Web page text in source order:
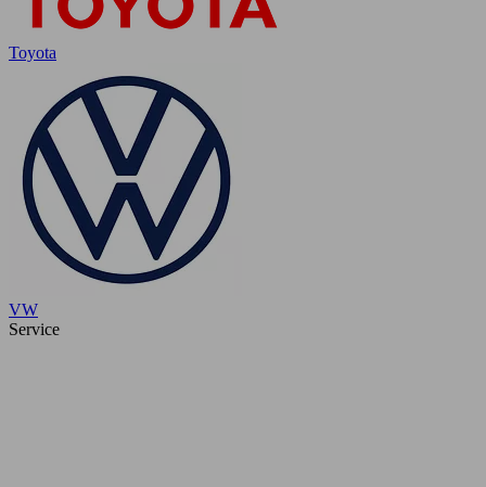
Toyota
VW
Service